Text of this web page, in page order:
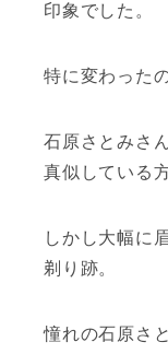
印象でした。
特に変わった
石原さとみさ
真似している
しかし大幅に
剃り跡。
憧れの石原さ